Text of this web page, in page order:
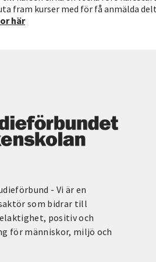
fram kurser med för få anmälda
här
- Vi är en
som bidrar till
positiv och
för människor, miljö och